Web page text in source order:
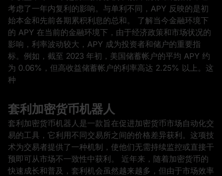
考虑了一年内复利的影响。与单利不同，APY 反映的是初
始本金和先前各期累积利息的总和。 了解当今金融环境下
的 APY 在当前的金融环境下，由于经济政策和市场状况的
影响，利率波动较大，APY 成为投资者和储户的重要指
标。例如，截至 2023 年初，美国储蓄帐户的平均 APY 约
为 0.06%，但高收益储蓄帐户的利率高达 2.25% 以上。这
种
套利加密货币机器人
套利加密货币机器人是一款旨在促进加密货币市场自动化交
易的工具，它利用不同交易所之间的价格差异获利。这项技
术为交易者提供了一种机制，使他们无需持续监控或直接干
预即可从市场不一致性中获利。 近年来，随着加密货币的
快速成长和普及，套利机会虽然越来越多，但由于市场效率